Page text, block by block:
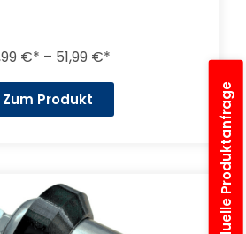
Individuelle Produktanfrage
€ – 51,99 €
Zum Produkt